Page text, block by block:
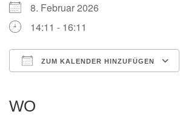
8. Februar 2026
14:11 - 16:11
ZUM KALENDER HINZUFÜGEN
WO